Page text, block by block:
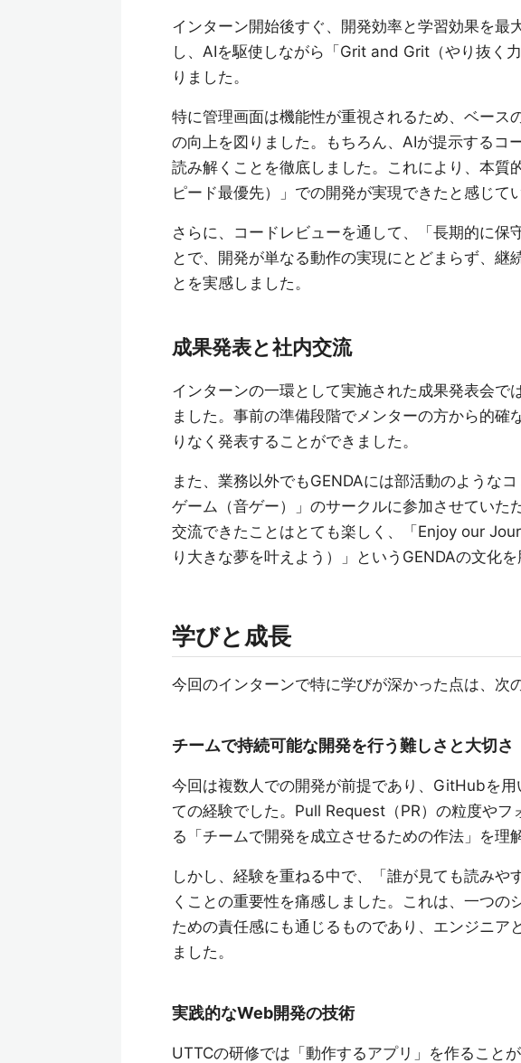
インターン開始後すぐ、開発効率と学習効果を最
し、AIを駆使しながら「Grit and Grit（やり抜く
りました。
特に管理画面は機能性が重視されるため、ベース
の向上を図りました。もちろん、AIが提示するコ
読み解くことを徹底しました。これにより、本
ピード最優先）」での開発が実現できたと感じて
さらに、コードレビューを通して、「長期的に保
とで、開発が単なる動作の実現にとどまらず、継
とを実感しました。
成果発表と社内交流
インターンの一環として実施された成果発表会で
ました。事前の準備段階でメンターの方から的
りなく発表することができました。
また、業務以外でもGENDAには部活動のような
ゲーム（音ゲー）」のサークルに参加させていた
交流できたことはとても楽しく、「Enjoy our
り大きな夢を叶えよう）」というGENDAの文化を
学びと成長
今回のインターンで特に学びが深かった点は、次
チームで持続可能な開発を行う難しさと大切さ
今回は複数人での開発が前提であり、GitHubを
ての経験でした。Pull Request（PR）の粒度や
る「チームで開発を成立させるための作法」を理
しかし、経験を重ねる中で、「誰が見ても読み
くことの重要性を痛感しました。これは、一つの
ための責任感にも通じるものであり、エンジニア
ました。
実践的なWeb開発の技術
UTTCの研修では「動作するアプリ」を作ること